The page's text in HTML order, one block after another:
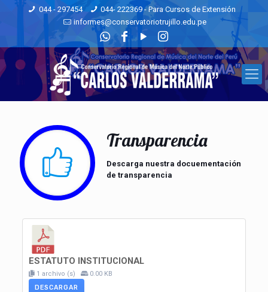
044 - 297454
044- 222369 - Para Cursos de Extensión
informes@conservatoriotrujillo.edu.pe
Transparencia
Descarga nuestra docuementación
de transparencia
ESTATUTO INSTITUCIONAL
1 archivo (s)
0.00 KB
DESCARGAR